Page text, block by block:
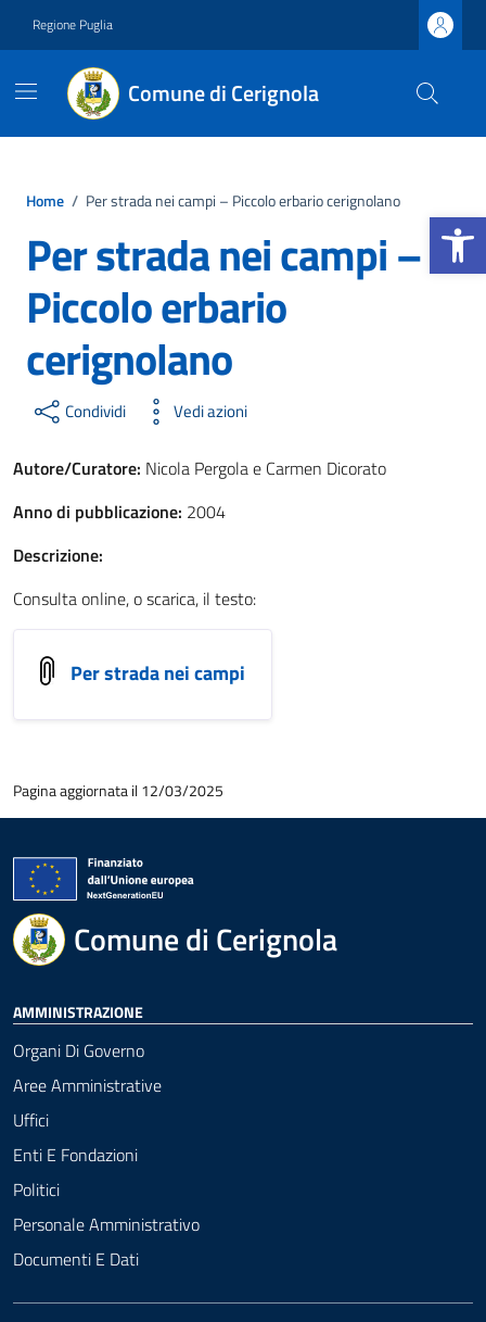
Apri la
Regione Puglia
Comune di Cerignola
Home / Per strada nei campi – Piccolo erbario cerignolano
Per strada nei campi –
Piccolo erbario
cerignolano
Condividi Vedi azioni
Autore/Curatore: Nicola Pergola e Carmen Dicorato
Anno di pubblicazione: 2004
Descrizione:
Consulta online, o scarica, il testo:
Per strada nei campi
Pagina aggiornata il 12/03/2025
Comune di Cerignola
AMMINISTRAZIONE
Organi Di Governo
Aree Amministrative
Uffici
Enti E Fondazioni
Politici
Personale Amministrativo
Documenti E Dati